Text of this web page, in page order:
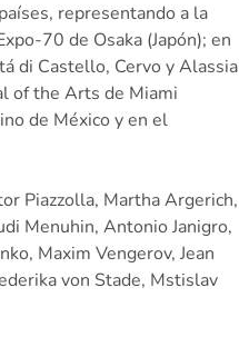
representando a la
70 de Osaka (Japón); en
di Castello, Cervo y Alassia
of the Arts de Miami
de México y en el
Piazzolla, Martha Argerich,
Menuhin, Antonio Janigro,
Maxim Vengerov, Jean
von Stade, Mstislav